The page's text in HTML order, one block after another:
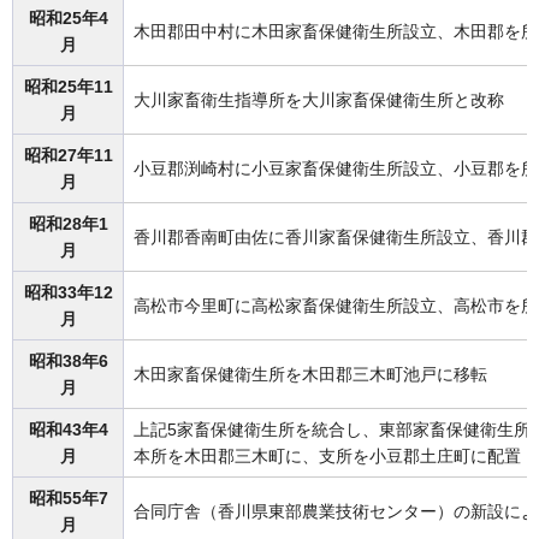
昭和25年4
月
木田郡田中村に木田家畜保健衛生所設立、木田郡を
昭和25年11
月
大川家畜衛生指導所を大川家畜保健衛生所と改称
昭和27年11
月
小豆郡渕崎村に小豆家畜保健衛生所設立、小豆郡を
昭和28年1
月
香川郡香南町由佐に香川家畜保健衛生所設立、香川
昭和33年12
月
高松市今里町に高松家畜保健衛生所設立、高松市を
昭和38年6
月
木田家畜保健衛生所を木田郡三木町池戸に移転
昭和43年4
月
上記5家畜保健衛生所を統合し、東部家畜保健衛生
本所を木田郡三木町に、支所を小豆郡土庄町に配置
昭和55年7
月
合同庁舎（香川県東部農業技術センター）の新設に